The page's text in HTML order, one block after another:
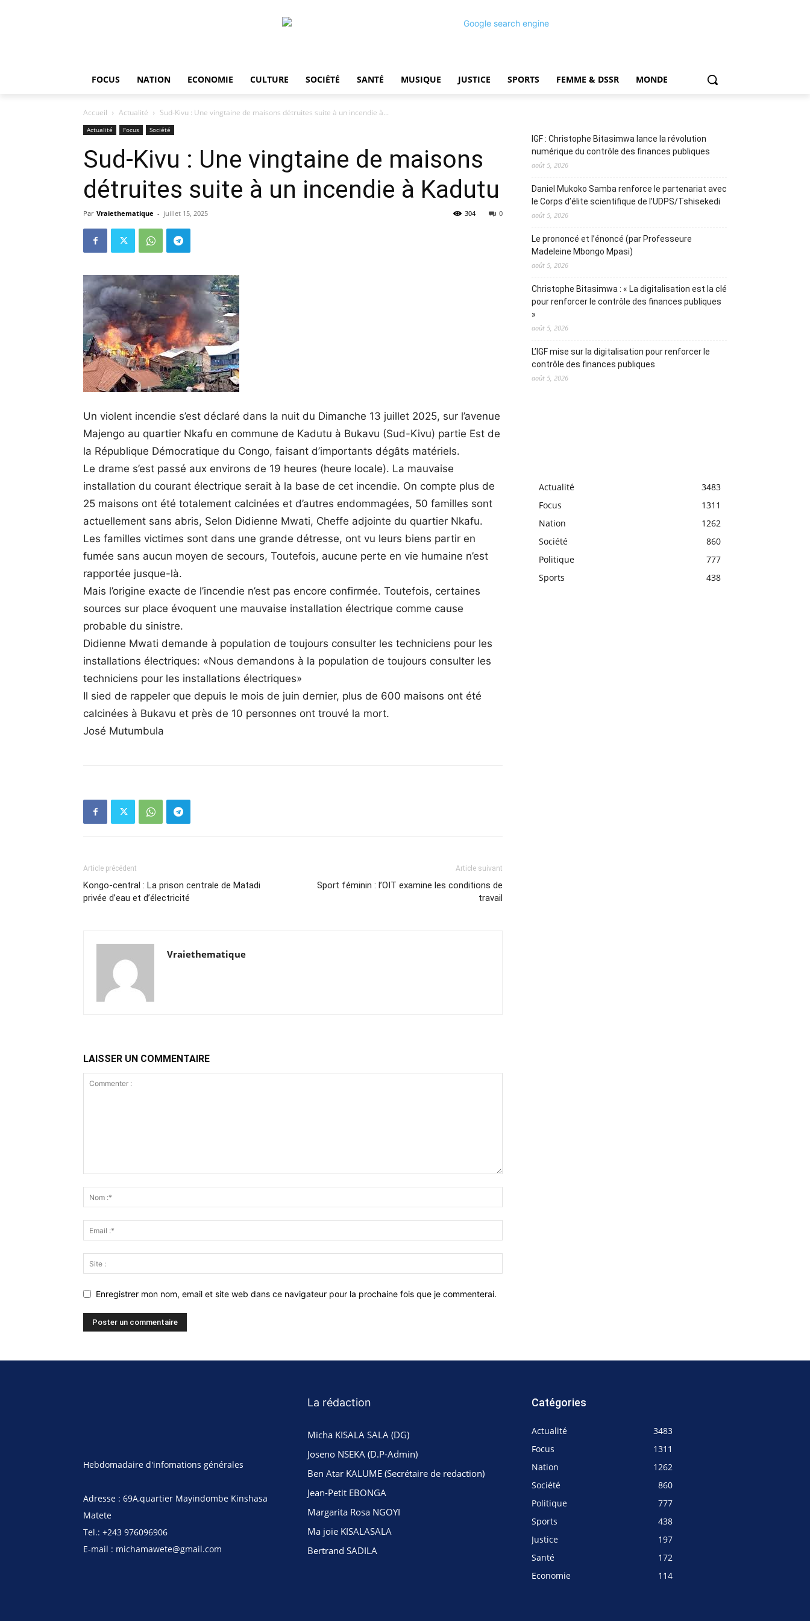
FOCUS NATION ECONOMIE CULTURE SOCIÉTÉ SANTÉ MUSIQUE JUSTICE SPORTS FEMME & DSSR MONDE
Accueil Actualité Sud-Kivu : Une vingtaine de maisons détruites suite à un incendie à...
Actualité Focus Société
Sud-Kivu : Une vingtaine de maisons
détruites suite à un incendie à Kadutu
Par Vraiethematique - juillet 15, 2025 0
304
Un violent incendie s’est déclaré dans la nuit du Dimanche 13 juillet 2025, sur l’avenue
Majengo au quartier Nkafu en commune de Kadutu à Bukavu (Sud-Kivu) partie Est de
la République Démocratique du Congo, faisant d’importants dégâts matériels.
Le drame s’est passé aux environs de 19 heures (heure locale). La mauvaise
installation du courant électrique serait à la base de cet incendie. On compte plus de
25 maisons ont été totalement calcinées et d’autres endommagées, 50 familles sont
actuellement sans abris, Selon Didienne Mwati, Cheffe adjointe du quartier Nkafu.
Les familles victimes sont dans une grande détresse, ont vu leurs biens partir en
fumée sans aucun moyen de secours, Toutefois, aucune perte en vie humaine n’est
rapportée jusque-là.
Mais l’origine exacte de l’incendie n’est pas encore confirmée. Toutefois, certaines
sources sur place évoquent une mauvaise installation électrique comme cause
probable du sinistre.
Didienne Mwati demande à population de toujours consulter les techniciens pour les
installations électriques: «Nous demandons à la population de toujours consulter les
techniciens pour les installations électriques»
Il sied de rappeler que depuis le mois de juin dernier, plus de 600 maisons ont été
calcinées à Bukavu et près de 10 personnes ont trouvé la mort.
José Mutumbula
Article précédent
Kongo-central : La prison centrale de Matadi
privée d’eau et d’électricité
Article suivant
Sport féminin : l’OIT examine les conditions de
travail
Vraiethematique
LAISSER UN COMMENTAIRE
Enregistrer mon nom, email et site web dans ce navigateur pour la prochaine fois que je commenterai.
IGF : Christophe Bitasimwa lance la révolution
numérique du contrôle des finances publiques
août 5, 2026
Daniel Mukoko Samba renforce le partenariat avec
le Corps d’élite scientifique de l’UDPS/Tshisekedi
août 5, 2026
Le prononcé et l’énoncé (par Professeure
Madeleine Mbongo Mpasi)
août 5, 2026
Christophe Bitasimwa : « La digitalisation est la clé
pour renforcer le contrôle des finances publiques
»
août 5, 2026
L’IGF mise sur la digitalisation pour renforcer le
contrôle des finances publiques
août 5, 2026
Actualité
3483
Focus
1311
Nation
1262
Société
860
Politique
777
Sports
438
Hebdomadaire d'infomations générales
Adresse : 69A,quartier Mayindombe Kinshasa
Matete
Tel.: +243 976096906
E-mail : michamawete@gmail.com
La rédaction
Micha KISALA SALA (DG)
Joseno NSEKA (D.P-Admin)
Ben Atar KALUME (Secrétaire de redaction)
Jean-Petit EBONGA
Margarita Rosa NGOYI
Ma joie KISALASALA
Bertrand SADILA
Catégories
Actualité
3483
Focus
1311
Nation
1262
Société
860
Politique
777
Sports
438
Justice
197
Santé
172
Economie
114